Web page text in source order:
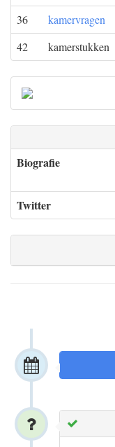
36
kamervragen
42
kamerstukken
Biografie
Twitter